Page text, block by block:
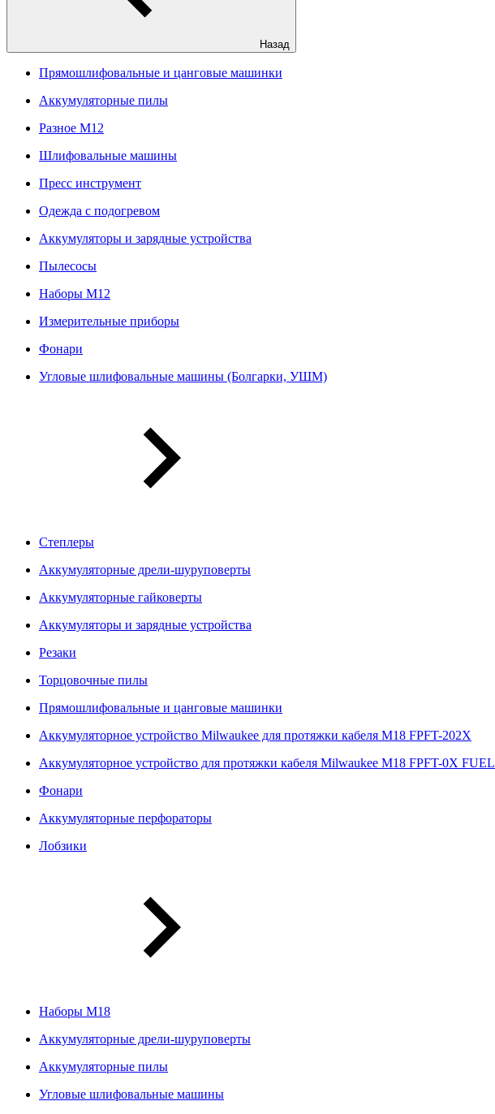
Назад
Прямошлифовальные и цанговые машинки
Аккумуляторные пилы
Разное M12
Шлифовальные машины
Пресс инструмент
Одежда с подогревом
Аккумуляторы и зарядные устройства
Пылесосы
Наборы М12
Измерительные приборы
Фонари
Угловые шлифовальные машины (Болгарки, УШМ)
Степлеры
Аккумуляторные дрели-шуруповерты
Аккумуляторные гайковерты
Аккумуляторы и зарядные устройства
Резаки
Торцовочные пилы
Прямошлифовальные и цанговые машинки
Аккумуляторное устройство Milwaukee для протяжки кабеля M18 FPFT-202X
Аккумуляторное устройство для протяжки кабеля Milwaukee M18 FPFT-0X FUEL
Фонари
Аккумуляторные перфораторы
Лобзики
Наборы М18
Аккумуляторные дрели-шуруповерты
Аккумуляторные пилы
Угловые шлифовальные машины